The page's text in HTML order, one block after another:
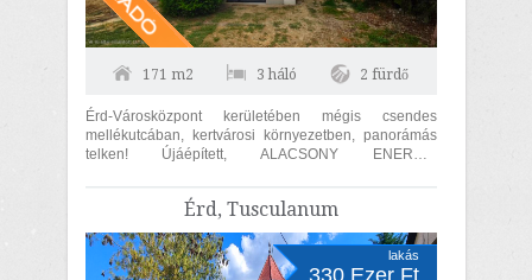
171 m2 3 háló 2 fürdő
Érd-Városközpont kerületében mégis csendes
mellékutcában, kertvárosi környezetben, panorámás
telken! Újáépített, ALACSONY ENERGIA
123...
Érd, Tusculanum
lakás
330 Ezer Ft